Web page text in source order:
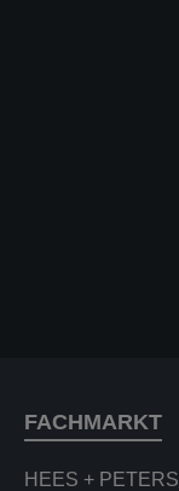
FACHMARKT
HEES + PETERS